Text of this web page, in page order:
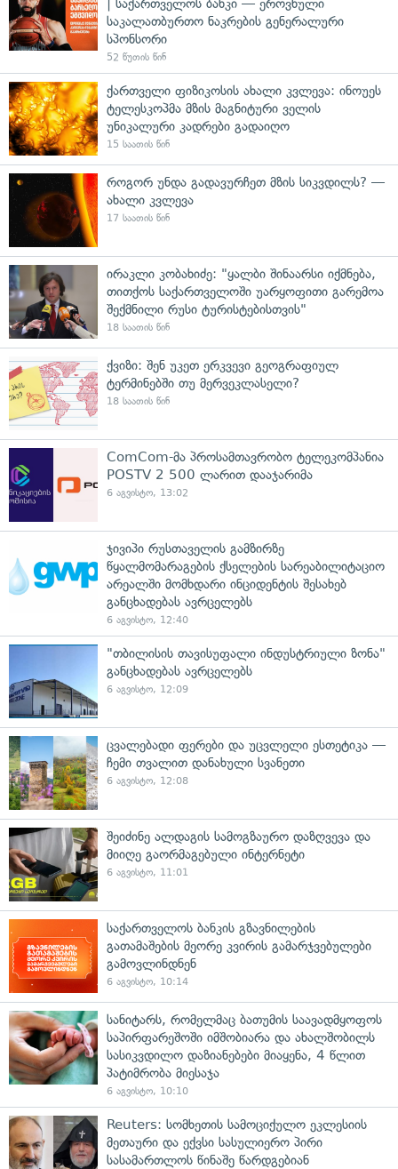
| საქართველოს ბანკი — ეროვნული
საკალათბურთო ნაკრების გენერალური
სპონსორი
52 წუთის წინ
ქართველი ფიზიკოსის ახალი კვლევა: ინოუეს
ტელესკოპმა მზის მაგნიტური ველის
უნიკალური კადრები გადაიღო
15 საათის წინ
როგორ უნდა გადავურჩეთ მზის სიკვდილს? —
ახალი კვლევა
17 საათის წინ
ირაკლი კობახიძე: "ყალბი შინაარსი იქმნება,
თითქოს საქართველოში უარყოფითი გარემოა
შექმნილი რუსი ტურისტებისთვის"
18 საათის წინ
ქვიზი: შენ უკეთ ერკვევი გეოგრაფიულ
ტერმინებში თუ მერვეკლასელი?
18 საათის წინ
ComCom-მა პროსამთავრობო ტელეკომპანია
POSTV 2 500 ლარით დააჯარიმა
6 აგვისტო, 13:02
ჯივიპი რუსთაველის გამზირზე
წყალმომარაგების ქსელების სარეაბილიტაციო
არეალში მომხდარი ინციდენტის შესახებ
განცხადებას ავრცელებს
6 აგვისტო, 12:40
"თბილისის თავისუფალი ინდუსტრიული ზონა"
განცხადებას ავრცელებს
6 აგვისტო, 12:09
ცვალებადი ფერები და უცვლელი ესთეტიკა —
ჩემი თვალით დანახული სვანეთი
6 აგვისტო, 12:08
შეიძინე ალდაგის სამოგზაურო დაზღვევა და
მიიღე გაორმაგებული ინტერნეტი
6 აგვისტო, 11:01
საქართველოს ბანკის გზავნილების
გათამაშების მეორე კვირის გამარჯვებულები
გამოვლინდნენ
6 აგვისტო, 10:14
სანიტარს, რომელმაც ბათუმის საავადმყოფოს
საპირფარეშოში იმშობიარა და ახალშობილს
სასიკვდილო დაზიანებები მიაყენა, 4 წლით
პატიმრობა მიესაჯა
6 აგვისტო, 10:10
Reuters: სომხეთის სამოციქულო ეკლესიის
მეთაური და ექვსი სასულიერო პირი
სასამართლოს წინაშე წარდგებიან